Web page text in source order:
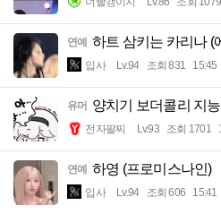
연예 하트 삼키는 카리나 (
입사 Lv.94 조회 831 15:45
유머 양치기 보더콜리 지
전자팔찌 Lv.93 조회 1701
연예 하영 (프로미스나인)
입사 Lv.94 조회 606 15:41